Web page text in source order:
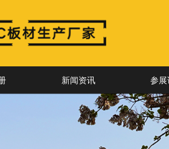
新闻资讯 参